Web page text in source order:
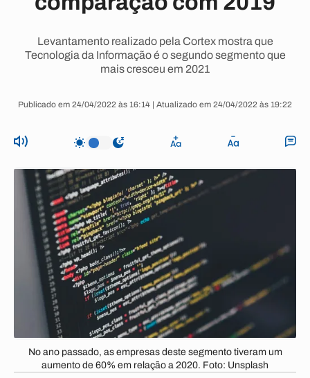
Levantamento realizado pela Cortex mostra que
Tecnologia da Informação é o segundo segmento que
mais cresceu em 2021
Publicado em 24/04/2022 às 16:14 | Atualizado em 24/04/2022 às 19:22
No ano passado, as empresas deste segmento tiveram um
aumento de 60% em relação a 2020. Foto: Unsplash